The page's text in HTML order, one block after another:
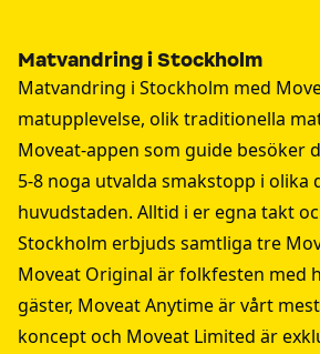
Matvandring i Stockholm
Matvandring i Stockholm med
matupplevelse, olik traditionella
Moveat-appen som guide besöker
5-8 noga utvalda smakstopp i olika
huvudstaden. Alltid i er egna takt
Stockholm erbjuds samtliga tre
Moveat Original är folkfesten med
gäster, Moveat Anytime är vårt
koncept och Moveat Limited är